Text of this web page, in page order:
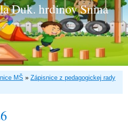
Duk. hrdinov Snina
MŠ » Zápisnice z pedagogickej rady